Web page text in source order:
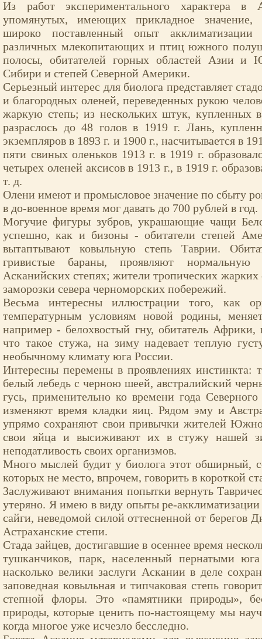
Из работ экспериментального характера в
упомянутых, имеющих прикладное значение,
широко поставленный опыт
различных млекопитающих и птиц южного
полосы, обитателей горных областей Азии и
Сибири и степей Северной Америки.
Серьезный интерес для биолога представляет
и благородных оленей, переведенных рукою
жаркую степь; из нескольких штук, купленных
разраслось до 48 голов в 1919 г. Лань,
экземпляров в 1893 г. и 1900 г., насчитывается в
пяти свиных оленьков 1913 г. в 1919 г.
четырех оленей аксисов в 1913 г., в 1919 г.
т. д.
Олени имеют и промысловое значение по сбыту
в до-военное время мог давать до 700 рублей в год.
Могучие фигуры зубров, украшающие чащи
успешно, как и бизоны - обитатели степей
вытаптывают ковыльную степь Таврии.
гривистые бараны, проявляют нормальную
Асканийских степях; жители тропических жарких
заморозки севера черноморских побережий.
Весьма интересны иллюстрации того, как
температурным условиям новой родины,
например - белохвостый гну, обитатель
что такое стужа, на зиму надевает теплую
необычному климату юга России.
Интересны перемены в проявлениях инстинкта:
белый лебедь с черною шеей, австралийский
гусь, применительно ко времени года
изменяют время кладки яиц. Рядом эму и
упрямо сохраняют свои привычки жителей
свои яйца и высиживают их в стужу нашей
неподатливость своих организмов.
Много мыслей будит у биолога этот обширный,
которых не место, впрочем, говорить в короткой
Заслуживают внимания попытки вернуть
утеряно. Я имею в виду опыты ре-
сайги, неведомой силой оттесненной от берегов
Астраханские степи.
Стада зайцев, достигавшие в осеннее время
тушканчиков, парк, населенный пернатыми
насколько велики заслуги Аскании в деле
заповедная ковыльная и типчаковая степь
степной флоры. Это «памятники природы»,
природы, которые ценить по-настоящему мы
когда многое уже исчезло бесследно.